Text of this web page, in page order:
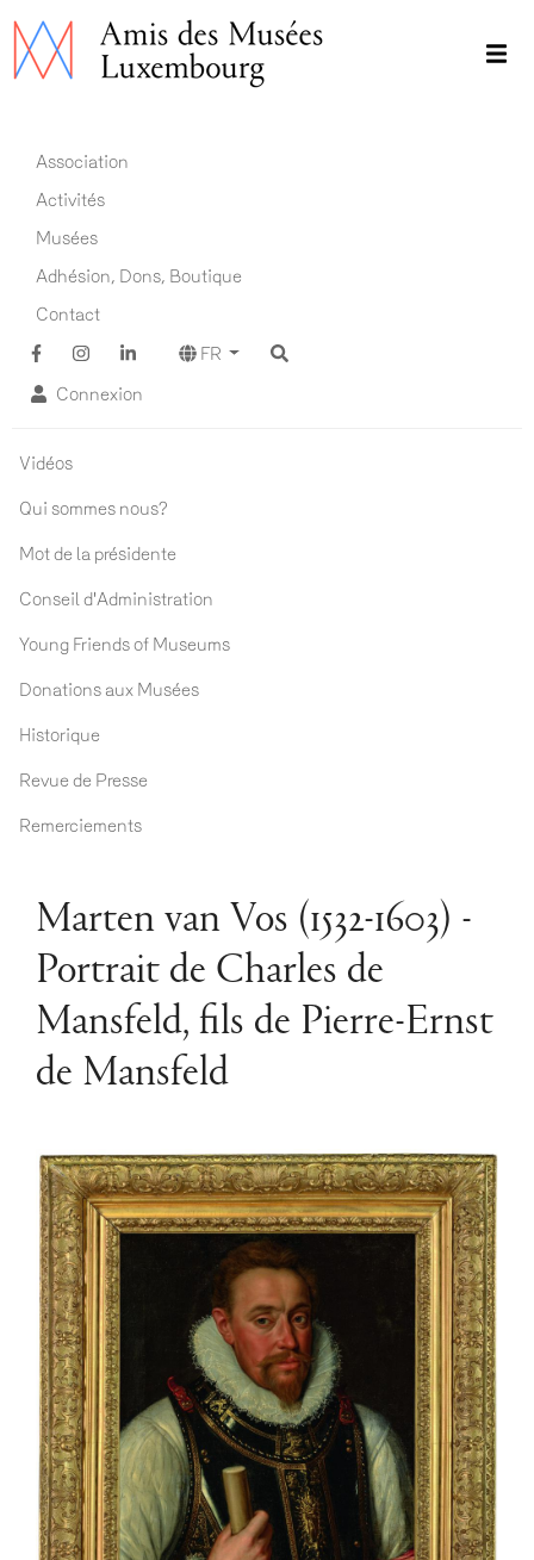
Aller
au
Main navigation FR
Association
Activités
Musées
Adhésion, Dons, Boutique
Contact
FR
Connexion
Association ADM
Vidéos
Qui sommes nous?
Mot de la présidente
Conseil d'Administration
Young Friends of Museums
Donations aux Musées
Historique
Revue de Presse
Remerciements
Marten van Vos (1532-1603) -
Portrait de Charles de
Mansfeld, fils de Pierre-Ernst
de Mansfeld